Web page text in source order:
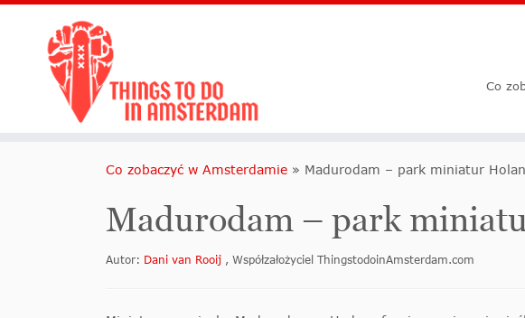
Co
Co zobaczyć w Amsterdamie » Madurodam – park miniatur
Madurodam – park
Autor: Dani van Rooij , Współzałożyciel ThingstodoinAmsterdam.com